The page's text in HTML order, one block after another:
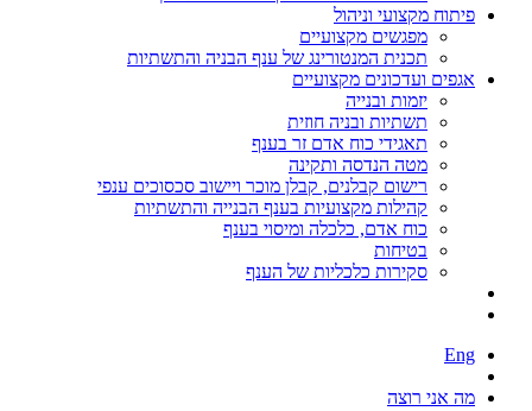
פיתוח מקצועי וניהול
מפגשים מקצועיים
תכנית המנטורינג של ענף הבניה והתשתיות
אגפים ועדכונים מקצועיים
יזמות ובנייה
תשתיות ובניה חוזית
תאגידי כוח אדם זר בענף
מטה הנדסה ותקינה
רישום קבלנים, קבלן מוכר ויישוב סכסוכים ענפי
קהילות מקצועיות בענף הבנייה והתשתיות
כוח אדם, כלכלה ומיסוי בענף
בטיחות
סקירות כלכליות של הענף
Eng
מה אני רוצה